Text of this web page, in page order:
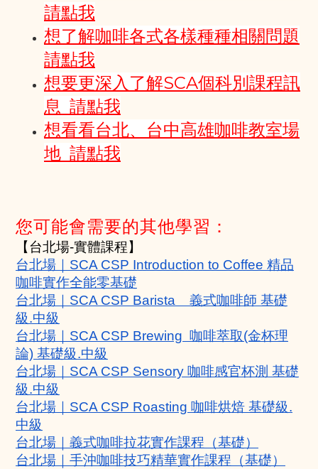
請點我
想了解咖啡各式各樣種種相關問題
請點我
想要更深入了解SCA個科別課程訊
息 請點我
想看看台北、台中高雄咖啡教室場
地 請點我
您可能會需要的其他學習：
【台北場-實體課程】
台北場｜SCA CSP Introduction to Coffee 精品
咖啡實作全能零基礎
台北場｜SCA CSP Barista    義式咖啡師 基礎
級.中級
台北場｜SCA CSP Brewing  咖啡萃取(金杯理
論) 基礎級.中級
台北場｜SCA CSP Sensory 咖啡感官杯測 基礎
級.中級
台北場｜SCA CSP Roasting 咖啡烘焙 基礎級.
中級
台北場｜義式咖啡拉花實作課程（基礎）
台北場｜手沖咖啡技巧精華實作課程（基礎）